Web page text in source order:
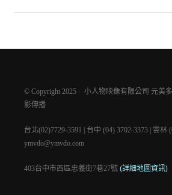
© Copyright 2025 · 小人物映像有限公司 元美
影傳播
台北(02)7729-3591 | 台中 (04) 3702-3373 | 雲林
ymvdo@ymvdo.com
403台中市西區忠義街7巷27號 (詳細地圖資訊)